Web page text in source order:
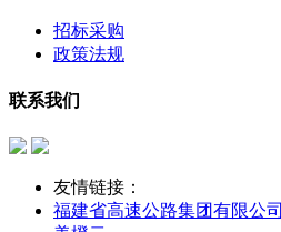
招标采购
政策法规
联系我们
友情链接：
福建省高速公路集团有限公司